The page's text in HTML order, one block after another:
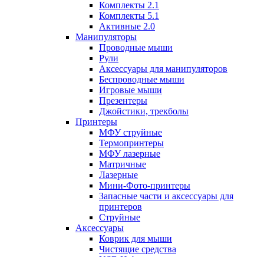
Комплекты 2.1
Комплекты 5.1
Активные 2.0
Манипуляторы
Проводные мыши
Рули
Аксессуары для манипуляторов
Беспроводные мыши
Игровые мыши
Презентеры
Джойстики, трекболы
Принтеры
МФУ струйные
Термопринтеры
МФУ лазерные
Матричные
Лазерные
Мини-Фото-принтеры
Запасные части и аксессуары для
принтеров
Струйные
Аксессуары
Коврик для мыши
Чистящие средства